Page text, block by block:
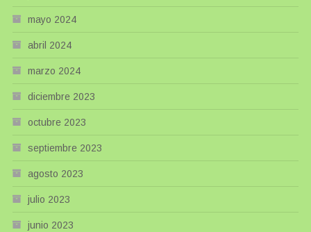
mayo 2024
abril 2024
marzo 2024
diciembre 2023
octubre 2023
septiembre 2023
agosto 2023
julio 2023
junio 2023